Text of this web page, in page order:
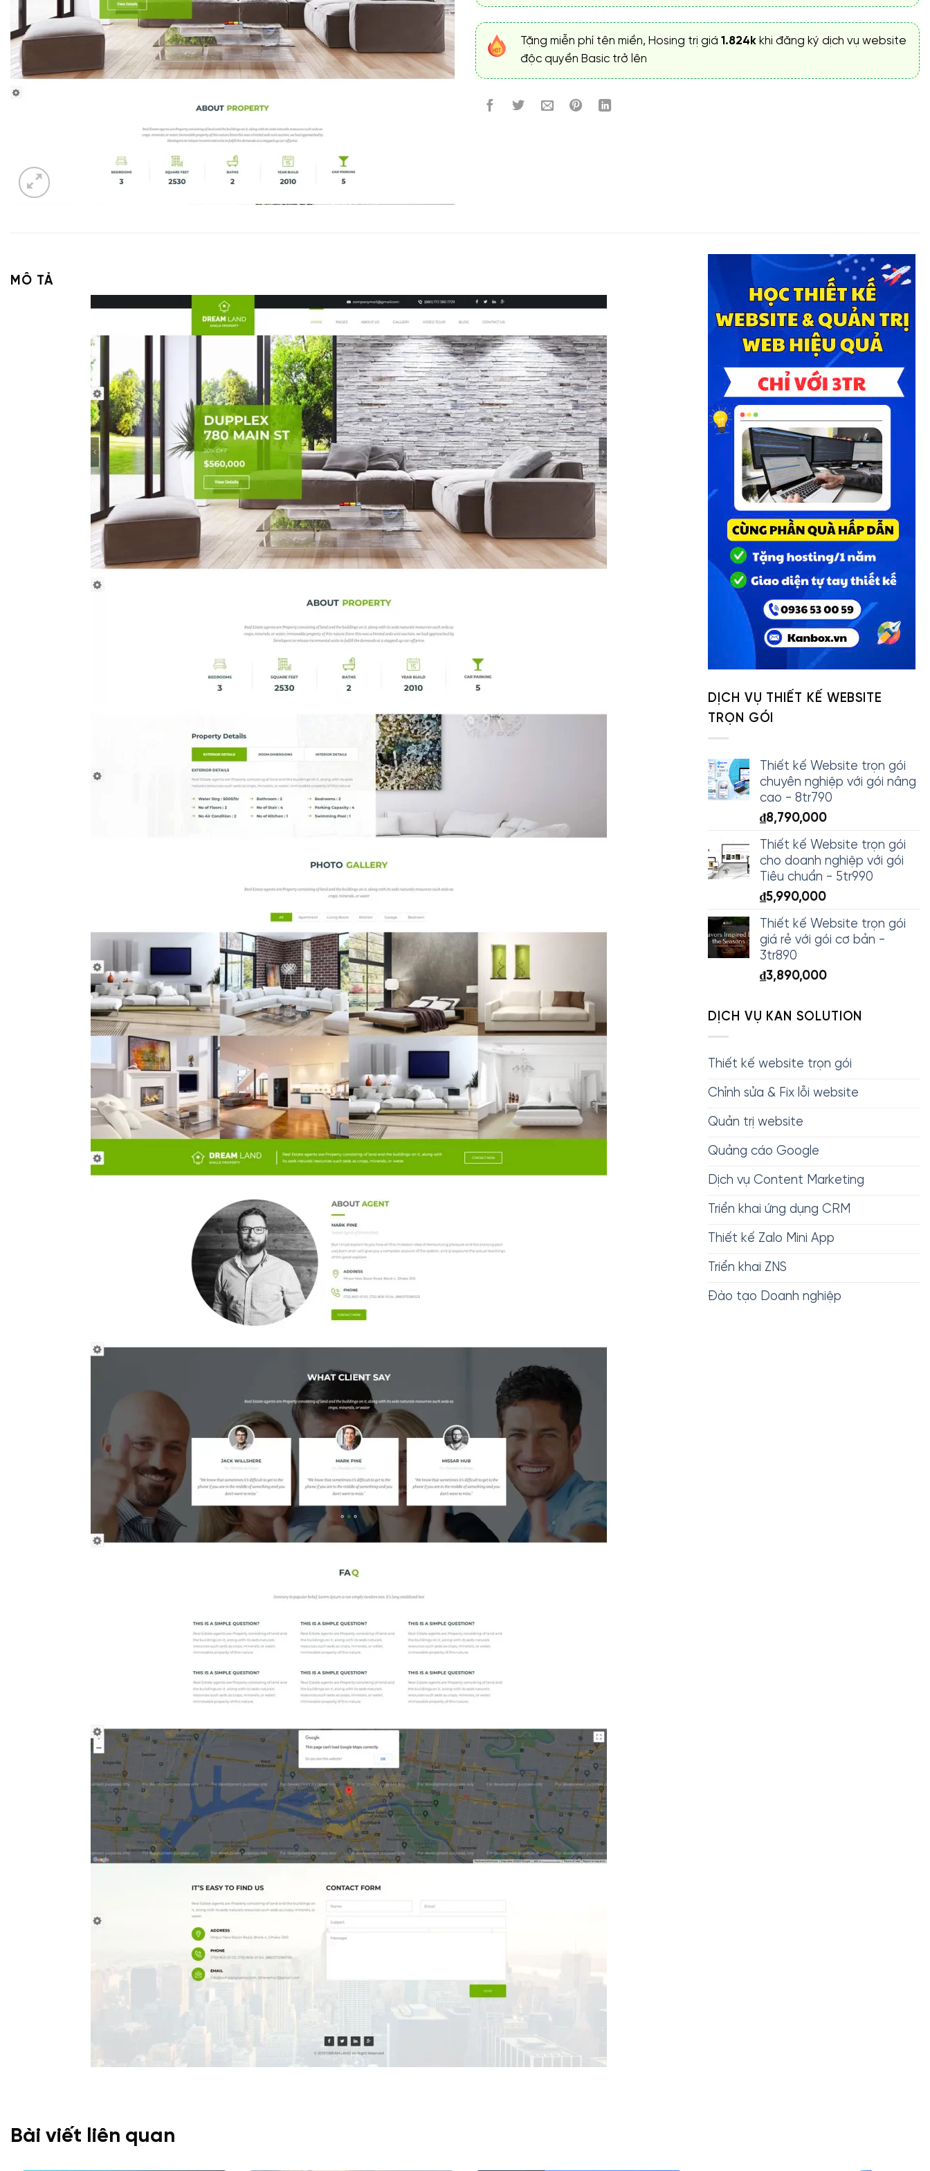
Tặng miễn phí tên miền, Hosing trị giá1.824k khi đăng ký dịch vụ website
độc quyền Basic trở lên
MÔ TẢ
DỊCH VỤ THIẾT KẾ WEBSITE
TRỌN GÓI
Thiết kế Website trọn gói
chuyên nghiệp với gói nâng
cao - 8tr790
₫8,790,000
Thiết kế Website trọn gói
cho doanh nghiệp với gói
Tiêu chuẩn - 5tr990
₫5,990,000
Thiết kế Website trọn gói
giá rẻ với gói cơ bản -
3tr890
₫3,890,000
DỊCH VỤ KAN SOLUTION
Thiết kế website trọn gói
Chỉnh sửa & Fix lỗi website
Quản trị website
Quảng cáo Google
Dịch vụ Content Marketing
Triển khai ứng dụng CRM
Thiết kế Zalo Mini App
Triển khai ZNS
Đào tạo Doanh nghiệp
Bài viết liên quan